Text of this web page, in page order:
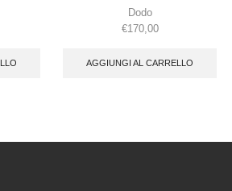
Dodo
€170,00
AGGIUNGI AL CARRELLO